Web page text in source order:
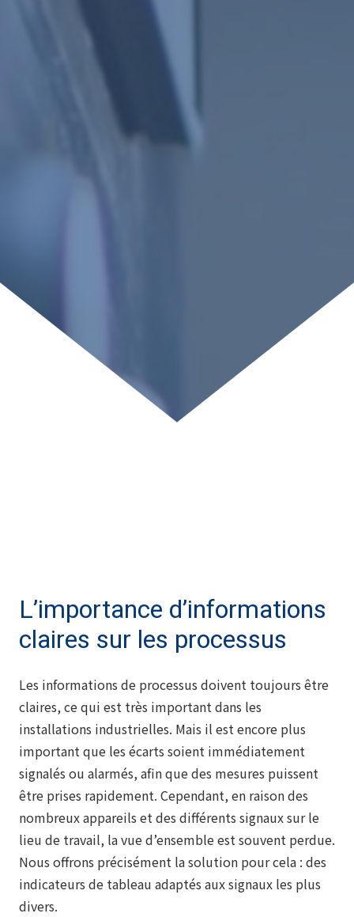
L’importance d’informations
claires sur les processus
Les informations de processus doivent toujours être
claires, ce qui est très important dans les
installations industrielles. Mais il est encore plus
important que les écarts soient immédiatement
signalés ou alarmés, afin que des mesures puissent
être prises rapidement. Cependant, en raison des
nombreux appareils et des différents signaux sur le
lieu de travail, la vue d’ensemble est souvent perdue.
Nous offrons précisément la solution pour cela : des
indicateurs de tableau adaptés aux signaux les plus
divers.